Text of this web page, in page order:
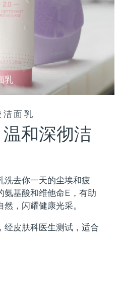
乳
面乳
和深彻洁
洗去你一天的尘埃和疲
氨基酸和维他命E，有助
，闪耀健康光采。
经皮肤科医生测试，适合